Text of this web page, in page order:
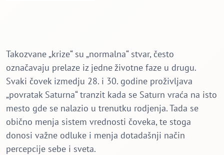
Takozvane „krize“ su „normalna“ stvar, često
označavaju prelaze iz jedne životne faze u drugu.
Svaki čovek izmedju 28. i 30. godine proživljava
„povratak Saturna“ tranzit kada se Saturn vraća na isto
mesto gde se nalazio u trenutku rodjenja. Tada se
obično menja sistem vrednosti čoveka, te stoga
donosi važne odluke i menja dotadašnji način
percepcije sebe i sveta.